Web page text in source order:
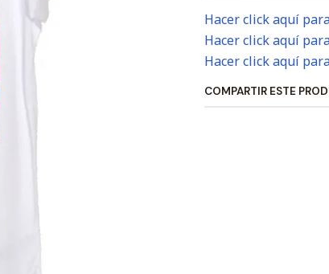
Hacer click aquí
Hacer click aquí
Hacer click aquí
COMPARTIR ESTE